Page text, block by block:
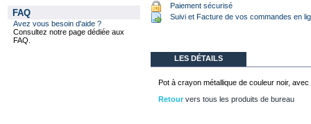
FAQ
Avez vous besoin d'aide ?
Consultez notre page dédiée aux
FAQ.
Paiement sécurisé
Suivi et Facture de vos commandes en
LES DÉTAILS
Pot à crayon métallique de couleur noir,
Retour vers tous les produits de bureau